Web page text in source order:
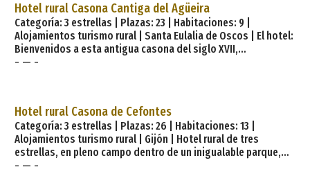
restaurado en el interior de forma funcional. Ahora es un
alojamiento turístico. La casa se alquila
Hotel rural Casona Cantiga del Agüeira
Categoría: 3 estrellas | Plazas: 23 | Habitaciones: 9 |
Alojamientos turismo rural | Santa Eulalia de Oscos | El hotel:
Bienvenidos a esta antigua casona del siglo XVII,
cuidadosamente rehabilitada respetando la arquitectura
músicos que quieran combinar el trabajo y el relax en un
entorno tranquilo y sugerente. Ya desde la entrada, la casona
destila un ambiente de a
- — -
Hotel rural Casona de Cefontes
Categoría: 3 estrellas | Plazas: 26 | Habitaciones: 13 |
Alojamientos turismo rural | Gijón | Hotel rural de tres
estrellas, en pleno campo dentro de un inigualable parque,
pero a tan solo cinco minutos del centro de la ciudad de Gijón
- — -